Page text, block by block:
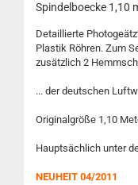
Spindelboecke 1,10
Detaillierte
Plastik Röhren. Zum
zusätzlich 2
... der deutschen
Originalgröße 1,10
Hauptsächlich unter
NEUHEIT 04/2011